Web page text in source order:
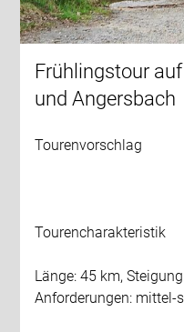
Frühlingstour
und Angersbach
Tourenvorschlag
Tourencharakteristik
Länge: 45 km,
Anforderungen: mittel-